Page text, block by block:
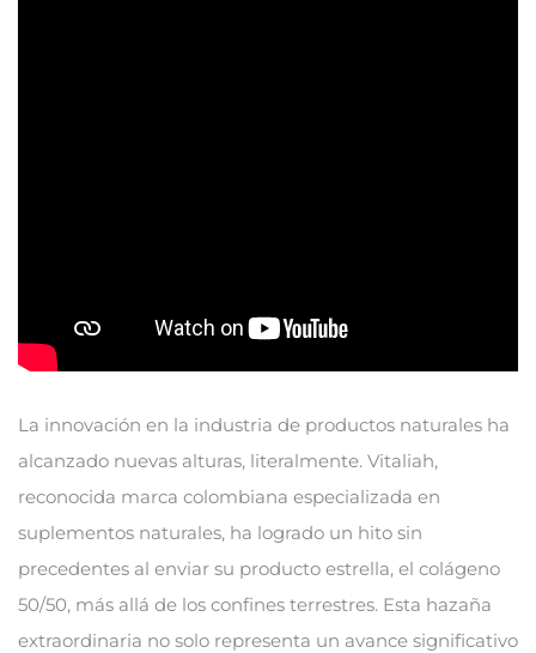
La innovación en la industria de productos naturales ha
alcanzado nuevas alturas, literalmente. Vitaliah,
reconocida marca colombiana especializada en
suplementos naturales, ha logrado un hito sin
precedentes al enviar su producto estrella, el colágeno
50/50, más allá de los confines terrestres. Esta hazaña
extraordinaria no solo representa un avance significativo